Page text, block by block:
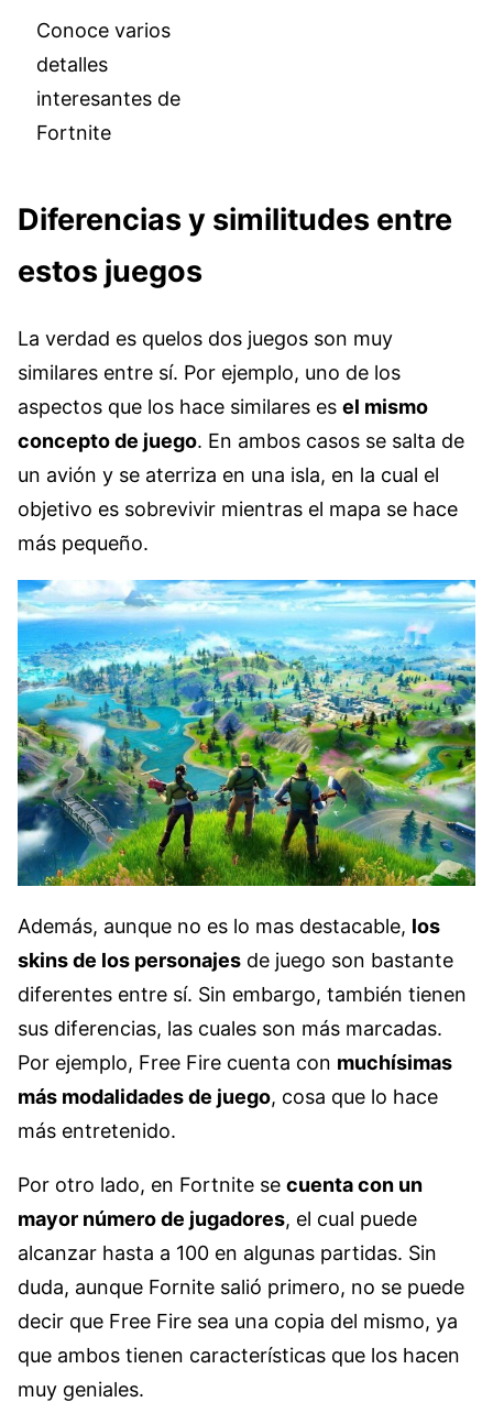
Conoce varios
detalles
interesantes de
Fortnite
Diferencias y similitudes entre
estos juegos
La verdad es quelos dos juegos son muy
similares entre sí. Por ejemplo, uno de los
aspectos que los hace similares es el mismo
concepto de juego. En ambos casos se salta de
un avión y se aterriza en una isla, en la cual el
objetivo es sobrevivir mientras el mapa se hace
más pequeño.
Además, aunque no es lo mas destacable, los
skins de los personajes de juego son bastante
diferentes entre sí. Sin embargo, también tienen
sus diferencias, las cuales son más marcadas.
Por ejemplo, Free Fire cuenta con muchísimas
más modalidades de juego, cosa que lo hace
más entretenido.
Por otro lado, en Fortnite se cuenta con un
mayor número de jugadores, el cual puede
alcanzar hasta a 100 en algunas partidas. Sin
duda, aunque Fornite salió primero, no se puede
decir que Free Fire sea una copia del mismo, ya
que ambos tienen características que los hacen
muy geniales.